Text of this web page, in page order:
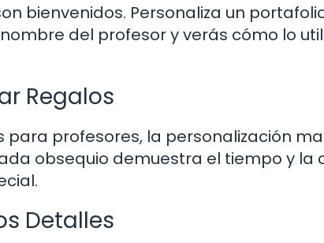
bienvenidos. Personaliza un
del profesor y verás cómo lo
Regalos
profesores, la personalización
obsequio demuestra el tiempo y la
Detalles